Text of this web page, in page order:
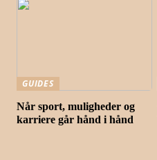
GUIDES
Når sport, muligheder og
karriere går hånd i hånd